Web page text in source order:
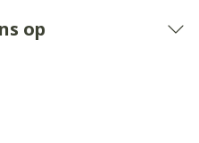
op